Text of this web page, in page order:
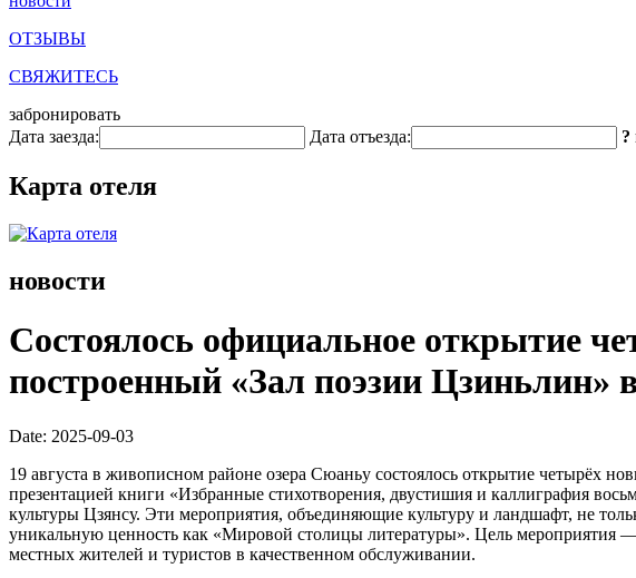
ОТЗЫВЫ
СВЯЖИТЕСЬ
забронировать
Дата заезда:
Дата отъезда: ?
Карта отеля
новости
Состоялось официальное открытие
построенный «Зал поэзии
Date: 2025-09-03
19 августа в живописном районе озера Сюаньу состоялось открытие четырёх
презентацией книги «Избранные стихотворения, двустишия и каллиграфия
культуры Цзянсу. Эти мероприятия, объединяющие культуру и ландшафт, не
уникальную ценность как «Мировой столицы литературы». Цель мероприятия —
местных жителей и туристов в качественном обслуживании.